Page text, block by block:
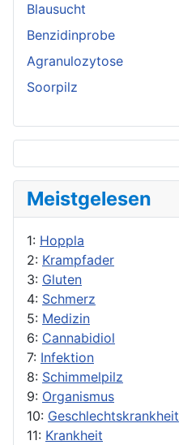
Blausucht
Benzidinprobe
Agranulozytose
Soorpilz
Meistgelesen
1: Hoppla
2: Krampfader
3: Gluten
4: Schmerz
5: Medizin
6: Cannabidiol
7: Infektion
8: Schimmelpilz
9: Organismus
10: Geschlechtskrankheit
11: Krankheit